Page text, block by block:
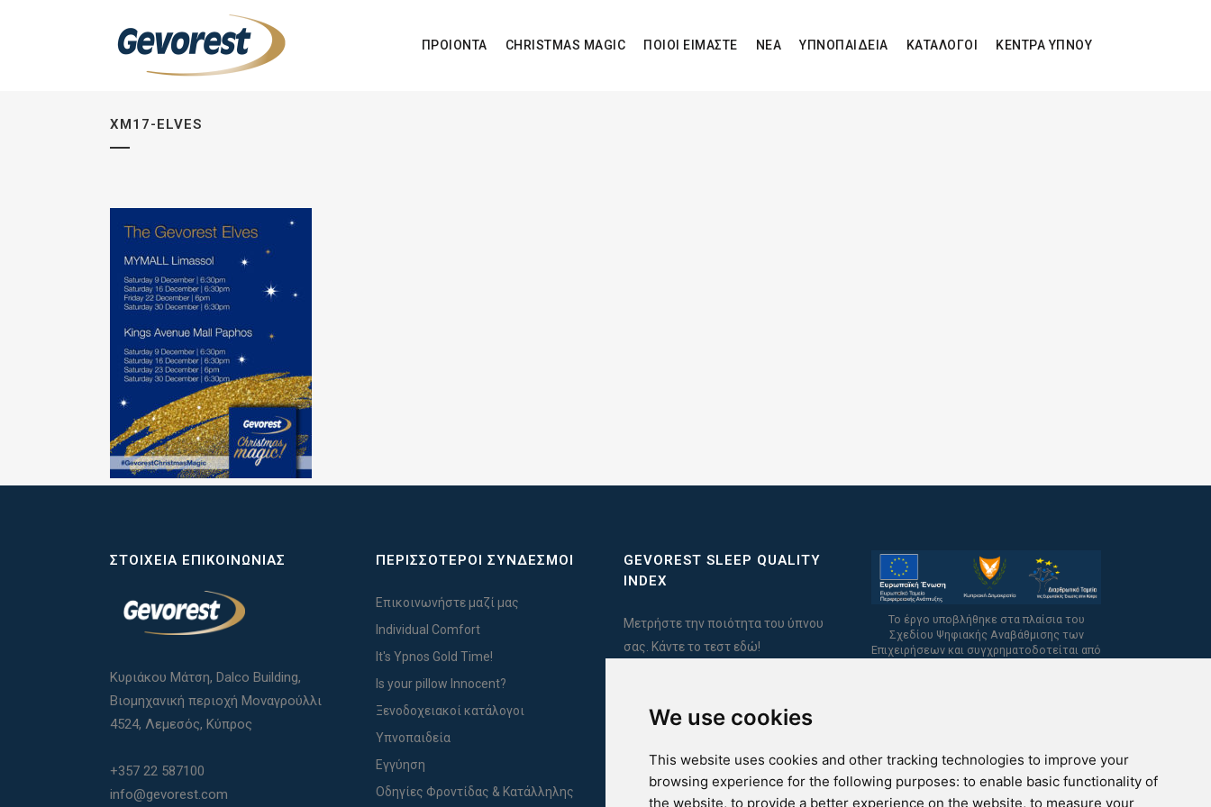
We use cookies
This website uses cookies and other tracking technologies to improve your
browsing experience for the following purposes: to enable basic functionality of
the website, to provide a better experience on the website, to measure your
ΠΡΟΙΟΝΤΑ CHRISTMAS MAGIC ΠΟΙΟΙ ΕΙΜΑΣΤΕ ΝΕΑ ΥΠΝΟΠΑΙΔΕΙΑ ΚΑΤΑΛΟΓΟΙ ΚΕΝΤΡΑ ΥΠΝΟΥ
XM17-ELVES
ΣΤΟΙΧΕΊΑ ΕΠΙΚΟΙΝΩΝΊΑΣ
Κυριάκου Μάτση, Dalco Building,
Βιομηχανική περιοχή Μοναγρούλλι
4524, Λεμεσός, Κύπρος
+357 22 587100
info@gevorest.com
ΠΕΡΙΣΣΟΤΕΡΟΙ ΣΥΝΔΕΣΜΟΙ
Επικοινωνήστε μαζί μας
Individual Comfort
It's Ypnos Gold Time!
Is your pillow Innocent?
Ξενοδοχειακοί κατάλογοι
Υπνοπαιδεία
Εγγύηση
Οδηγίες Φροντίδας & Κατάλληλης
GEVOREST SLEEP QUALITY
INDEX
Μετρήστε την ποιότητα του ύπνου
σας. Κάντε το τεστ εδώ!
Το έργο υποβλήθηκε στα πλαίσια του
Σχεδίου Ψηφιακής Αναβάθμισης των
Επιχειρήσεων και συγχρηματοδοτείται από